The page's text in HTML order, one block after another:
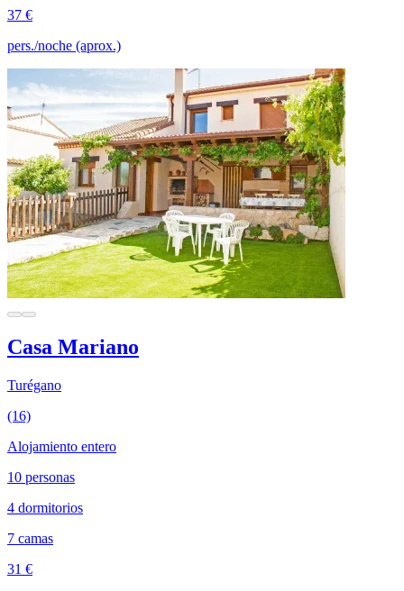
37 €
pers./noche (aprox.)
Casa Mariano
Turégano
(16)
Alojamiento entero
10 personas
4 dormitorios
7 camas
31 €